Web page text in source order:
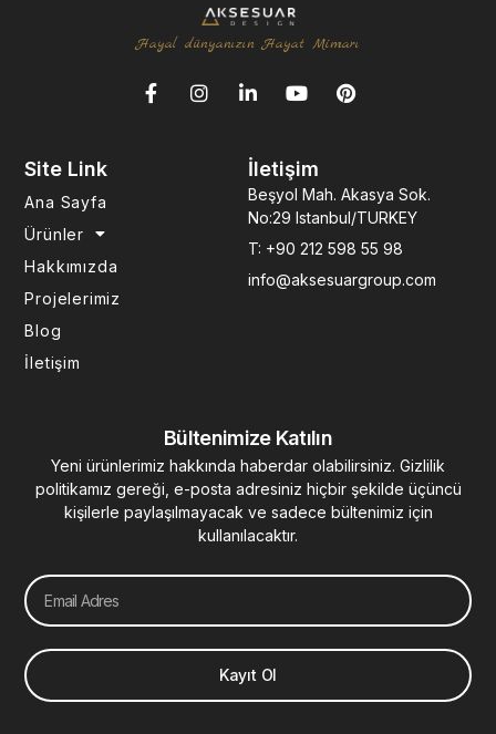
Hayal dünyanızın Hayat Mimarı
F
a
I
L
e
d
i
n
-
i
n
Y
u
b
e
P
r
e
s
t
Site Link
Ana Sayfa
Ürünler
Hakkımızda
Projelerimiz
Blog
İletişim
İletişim
Beşyol Mah. Akasya Sok.
No:29 Istanbul/TURKEY
T: +90 212 598 55 98
info@aksesuargroup.com
Bültenimize Katılın
Yeni ürünlerimiz hakkında haberdar olabilirsiniz. Gizlilik
politikamız gereği, e-posta adresiniz hiçbir şekilde üçüncü
kişilerle paylaşılmayacak ve sadece bültenimiz için
kullanılacaktır.
Email
Kayıt Ol